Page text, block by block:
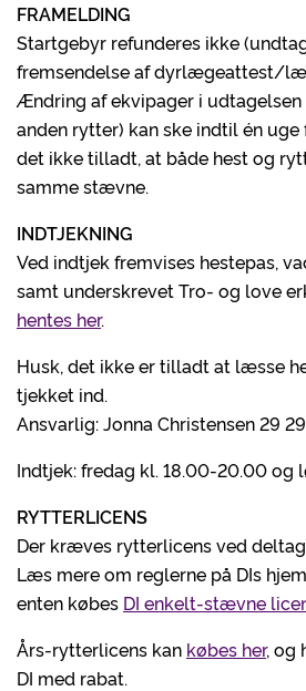
FRAMELDING
Startgebyr refunderes ikke
fremsendelse af dyrlægeattest/
Ændring af ekvipager i udtagelsen
anden rytter) kan ske indtil én
det ikke tilladt, at både hest og
samme stævne.
INDTJEKNING
Ved indtjek fremvises hestepas,
samt underskrevet Tro- og love
hentes her.
Husk, det ikke er tilladt at læsse
tjekket ind.
Ansvarlig: Jonna Christensen 29
Indtjek: fredag kl. 18.00-20.00 og
RYTTERLICENS
Der kræves rytterlicens ved
Læs mere om reglerne på DIs
enten købes DI enkelt-stævne
Års-rytterlicens kan købes her, og
DI med rabat.